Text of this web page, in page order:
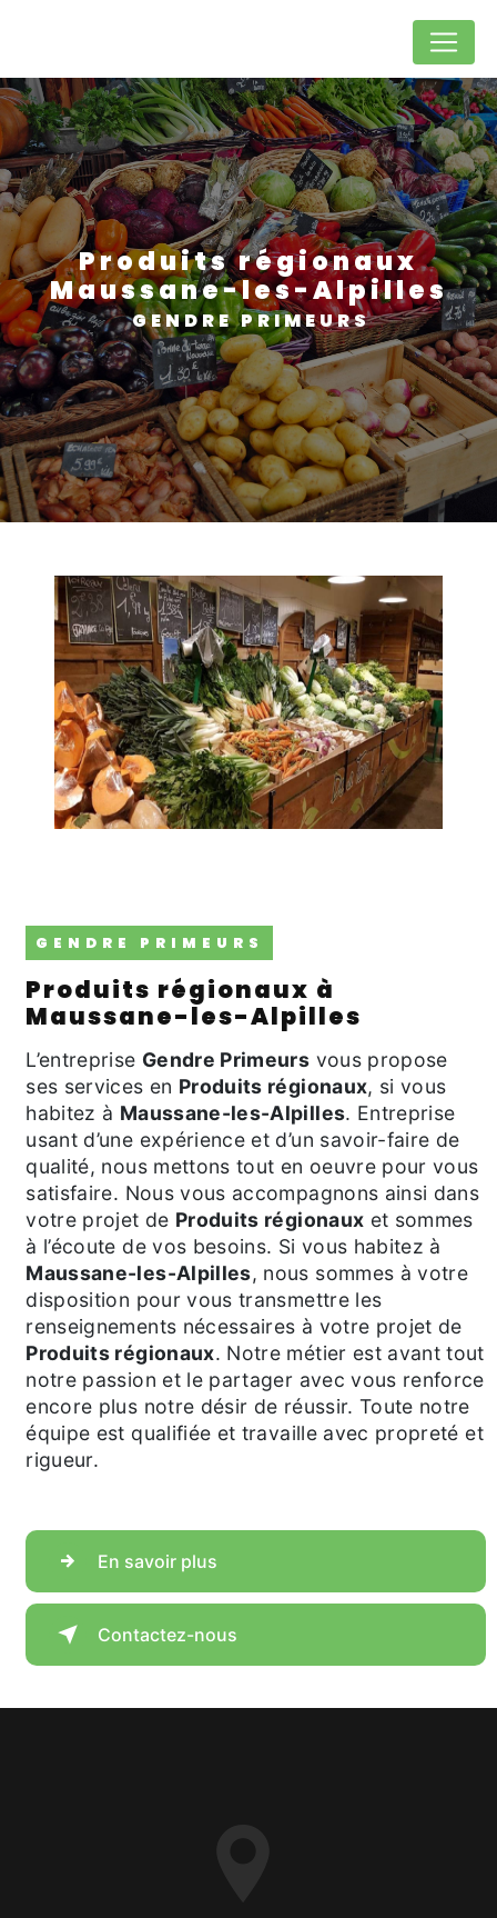
Produits régionaux
Maussane-les-Alpilles
GENDRE PRIMEURS
GENDRE PRIMEURS
Produits régionaux à
Maussane-les-Alpilles
L’entreprise Gendre Primeurs vous propose
ses services en Produits régionaux, si vous
habitez à Maussane-les-Alpilles. Entreprise
usant d’une expérience et d’un savoir-faire de
qualité, nous mettons tout en oeuvre pour vous
satisfaire. Nous vous accompagnons ainsi dans
votre projet de Produits régionaux et sommes
à l’écoute de vos besoins. Si vous habitez à
Maussane-les-Alpilles, nous sommes à votre
disposition pour vous transmettre les
renseignements nécessaires à votre projet de
Produits régionaux. Notre métier est avant tout
notre passion et le partager avec vous renforce
encore plus notre désir de réussir. Toute notre
équipe est qualifiée et travaille avec propreté et
rigueur.
En savoir plus
Contactez-nous